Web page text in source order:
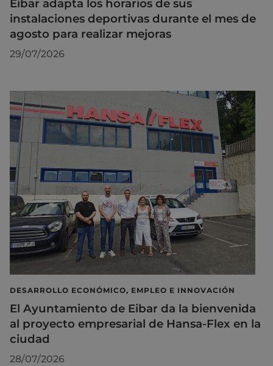
Eibar adapta los horarios de sus
instalaciones deportivas durante el mes de
agosto para realizar mejoras
29/07/2026
DESARROLLO ECONÓMICO, EMPLEO E INNOVACIÓN
El Ayuntamiento de Eibar da la bienvenida
al proyecto empresarial de Hansa-Flex en la
ciudad
28/07/2026